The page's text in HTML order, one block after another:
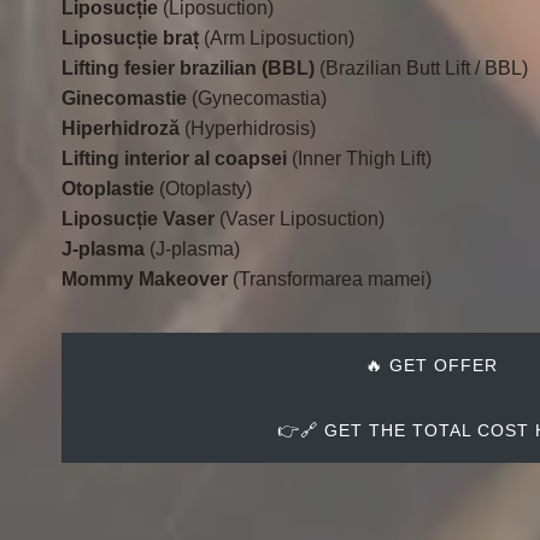
Liposucție (Liposuction)
Liposucție braț (Arm Liposuction)
Lifting fesier brazilian (BBL) (Brazilian Butt Lift / BBL)
Ginecomastie (Gynecomastia)
Hiperhidroză (Hyperhidrosis)
Lifting interior al coapsei (Inner Thigh Lift)
Otoplastie (Otoplasty)
Liposucție Vaser (Vaser Liposuction)
J-plasma (J-plasma)
Mommy Makeover (Transformarea mamei)
🔥 GET OFFER
👉🔗 GET THE TOTAL COST